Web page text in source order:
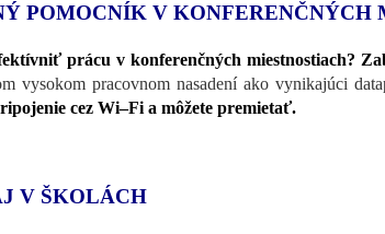
POMOCNÍK V KONFERENČNÝCH
prácu v konferenčných miestnostiach?
vysokom pracovnom nasadení ako vynikajúci
cez Wi–Fi a môžete premietať.
V ŠKOLÁCH